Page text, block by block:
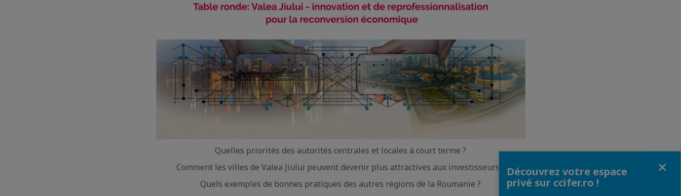
Quelles priorités des autorités centrales et locales à court terme ?
Comment les villes de Valea Jiului peuvent devenir plus attractives aux investisseurs ?
Quels exemples de bonnes pratiques des autres régions de la Roumanie ?
Découvrez votre espace
privé sur ccifer.ro !